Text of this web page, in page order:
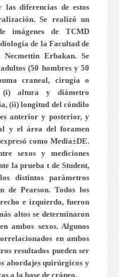
las diferencias de estos
Se realizó un
imágenes de TCMD
de la Facultad de
Erbakan. Se
(50 hombres y 50
craneal, cirugía o
(i) altura y diámetro
(ii) longitud del cóndilo
anterior y posterior, y
y el área del foramen
como Media±DE.
sexos y mediciones
la prueba t de Student,
distintos parámetros
de Pearson. Todos los
e izquierdo, fueron
altos se determinaron
ambos sexos. Algunos
en ambos
resultados pueden ser
abordajes quirúrgicos y
a la base de cráneo.